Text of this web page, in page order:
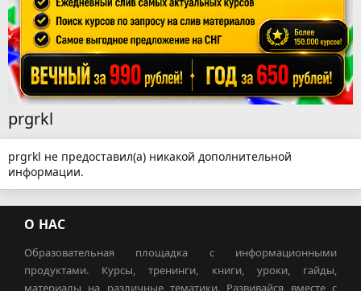
prgrkl
prgrkl не предоставил(а) никакой дополнительной
информации.
О НАС
Образовательная площадка с информационными
продуктами. Курсы, тренинги, книги, уроки, гайды,
материалы на различные тематики. Развивайся вместе с